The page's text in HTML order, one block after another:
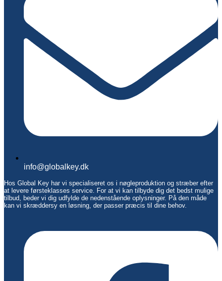
info@globalkey.dk
Hos Global Key har vi specialiseret os i nøgleproduktion og stræber efter
at levere førsteklasses service. For at vi kan tilbyde dig det bedst mulige
tilbud, beder vi dig udfylde de nedenstående oplysninger. På den måde
kan vi skræddersy en løsning, der passer præcis til dine behov.